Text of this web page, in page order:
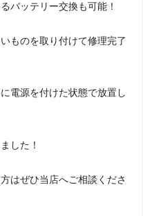
バッテリー交換も可能！
ものを取り付けて修理完了
電源を付けた状態で放置し
した！
はぜひ当店へご相談くださ